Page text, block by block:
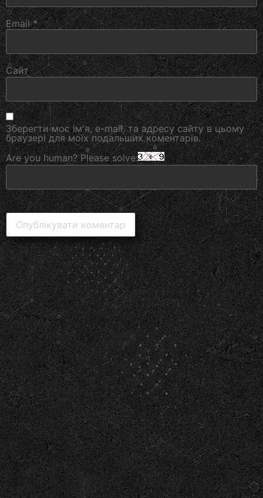
Email*
Сайт
Зберегти моє ім'я, e-mail, та адресу сайту в цьому
браузері для моїх подальших коментарів.
Are you human? Please solve: